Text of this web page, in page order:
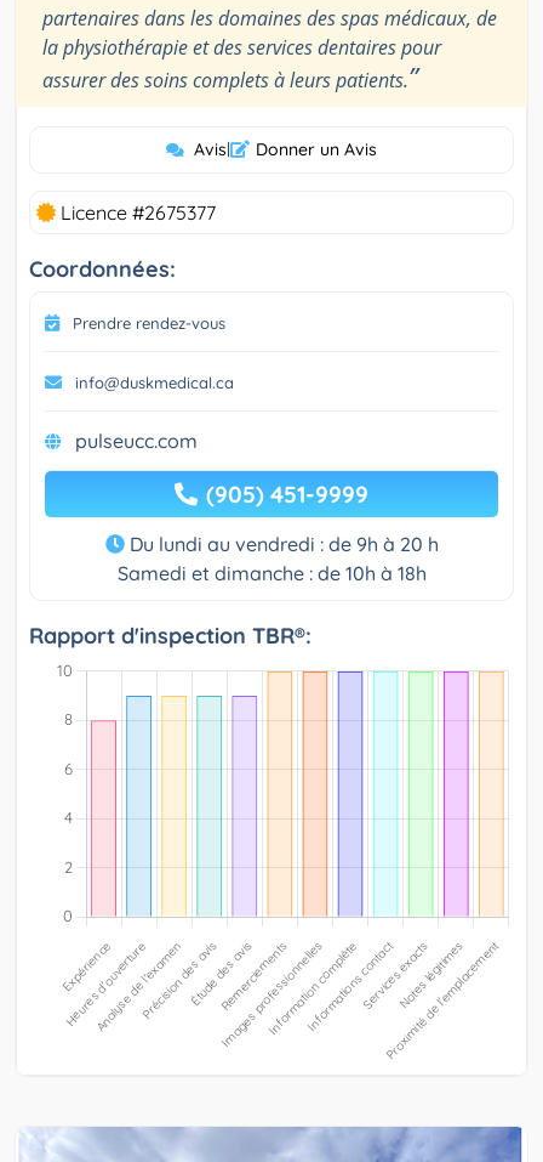
partenaires dans les domaines des spas médicaux, de
la physiothérapie et des services dentaires pour
assurer des soins complets à leurs patients.”
Avis| Donner un Avis
Licence #2675377
Coordonnées:
Prendre rendez-vous
info@duskmedical.ca
pulseucc.com
(905) 451-9999
Du lundi au vendredi : de 9h à 20 h
Samedi et dimanche : de 10h à 18h
Rapport d'inspection TBR®: